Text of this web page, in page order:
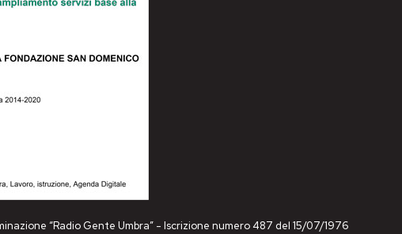
“Radio Gente Umbra” - Iscrizione numero 487 del 15/07/1976